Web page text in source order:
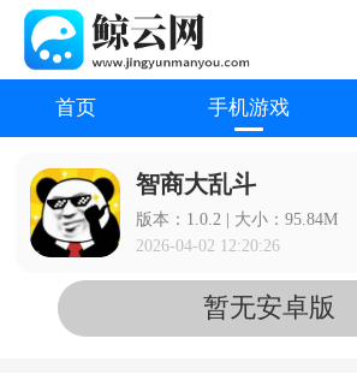
首页 手机游戏
智商大乱斗
版本：1.0.2 | 大小：95.84M
2026-04-02 12:20:26
暂无安卓版